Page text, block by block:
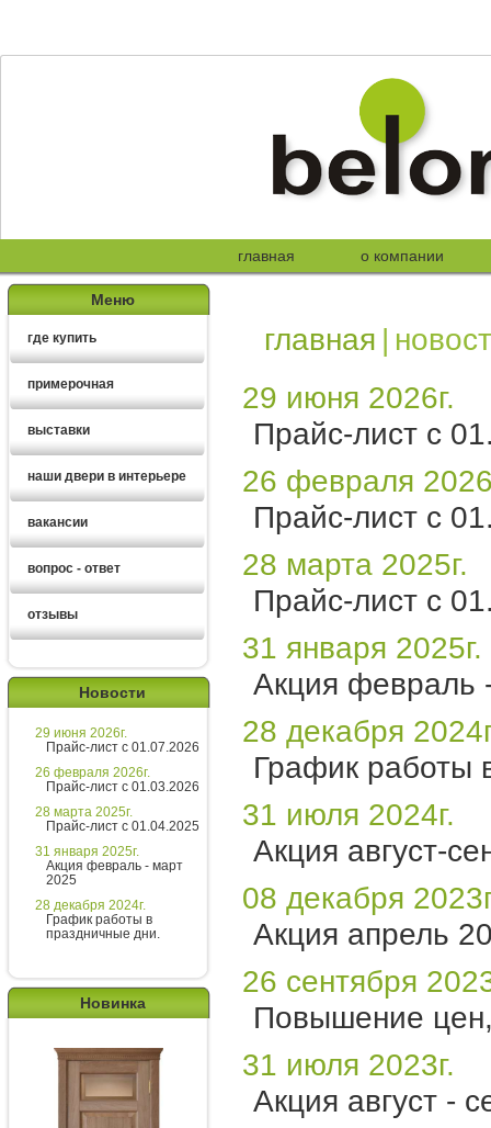
главная о компании
Меню
где купить
примерочная
выставки
наши двери в интерьере
вакансии
вопрос - ответ
отзывы
Новости
29 июня 2026г.
Прайс-лист с 01.07.2026
26 февраля 2026г.
Прайс-лист с 01.03.2026
28 марта 2025г.
Прайс-лист с 01.04.2025
31 января 2025г.
Акция февраль - март
2025
28 декабря 2024г.
График работы в
праздничные дни.
Новинка
главная |
29 июня 2026г.
Прайс-лист с
26 февраля
Прайс-лист с
28 марта 2025г.
Прайс-лист с
31 января 2025г.
Акция февраль
28 декабря
График работы
31 июля 2024г.
Акция август-
08 декабря
Акция апрель
26 сентября
Повышение
31 июля 2023г.
Акция август -
Введите сообщение
Ирина
менеджер
Здравствуйте!